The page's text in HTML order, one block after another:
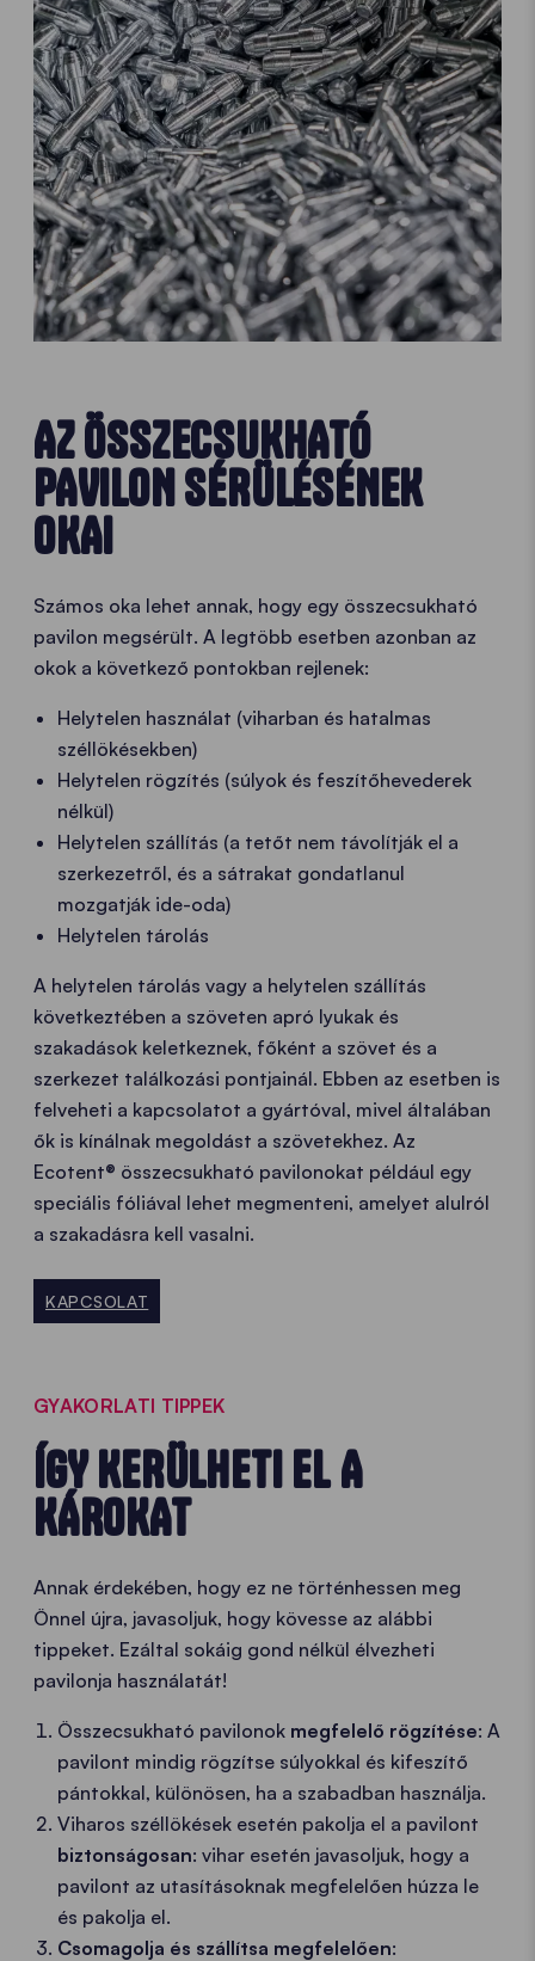
AZ ÖSSZECSUKHATÓ
PAVILON SÉRÜLÉSÉNEK
OKAI
Számos oka lehet annak, hogy egy összecsukható
pavilon megsérült. A legtöbb esetben azonban az
okok a következő pontokban rejlenek:
Helytelen használat (viharban és hatalmas
széllökésekben)
Helytelen rögzítés (súlyok és feszítőhevederek
nélkül)
Helytelen szállítás (a tetőt nem távolítják el a
szerkezetről, és a sátrakat gondatlanul
mozgatják ide-oda)
Helytelen tárolás
A helytelen tárolás vagy a helytelen szállítás
következtében a szöveten apró lyukak és
szakadások keletkeznek, főként a szövet és a
szerkezet találkozási pontjainál. Ebben az esetben is
felveheti a kapcsolatot a gyártóval, mivel általában
ők is kínálnak megoldást a szövetekhez. Az
Ecotent® összecsukható pavilonokat például egy
speciális fóliával lehet megmenteni, amelyet alulról
a szakadásra kell vasalni.
KAPCSOLAT
GYAKORLATI TIPPEK
ÍGY KERÜLHETI EL A
KÁROKAT
Annak érdekében, hogy ez ne történhessen meg
Önnel újra, javasoljuk, hogy kövesse az alábbi
tippeket. Ezáltal sokáig gond nélkül élvezheti
pavilonja használatát!
Összecsukható pavilonok megfelelő rögzítése: A
pavilont mindig rögzítse súlyokkal és kifeszítő
pántokkal, különösen, ha a szabadban használja.
Viharos széllökések esetén pakolja el a pavilont
biztonságosan: vihar esetén javasoljuk, hogy a
pavilont az utasításoknak megfelelően húzza le
és pakolja el.
Csomagolja és szállítsa megfelelően: